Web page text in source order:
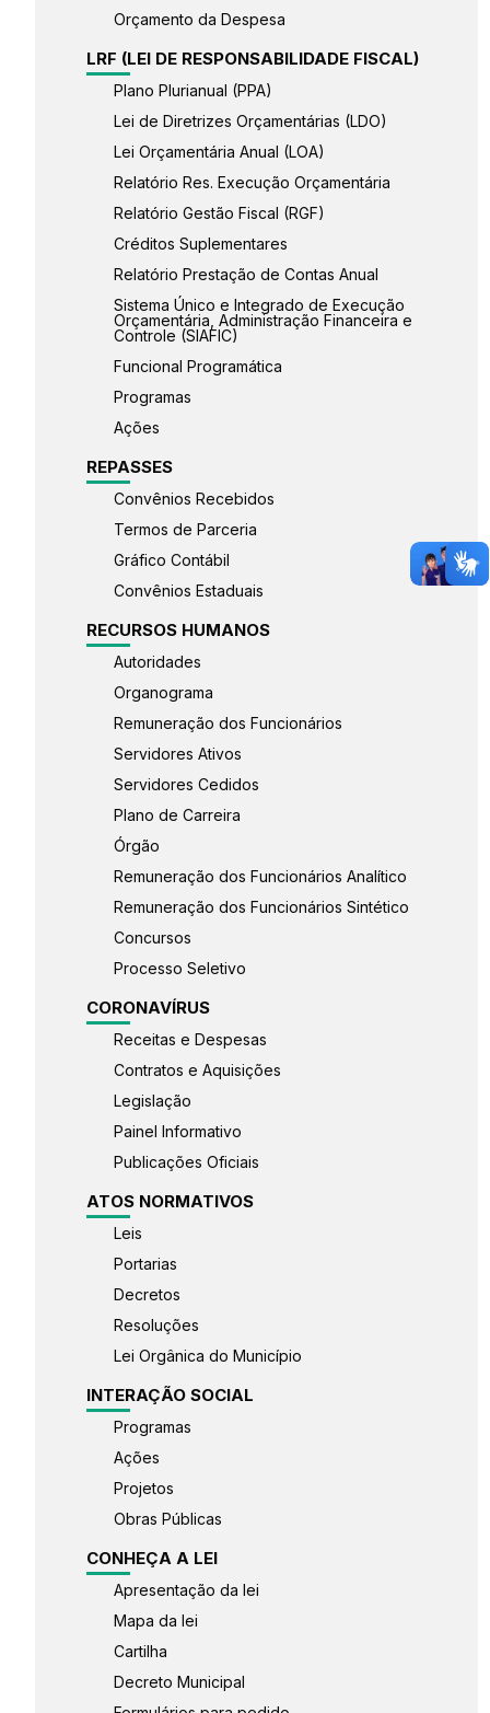
Orçamento da Despesa
LRF (LEI DE RESPONSABILIDADE FISCAL)
Plano Plurianual (PPA)
Lei de Diretrizes Orçamentárias (LDO)
Lei Orçamentária Anual (LOA)
Relatório Res. Execução Orçamentária
Relatório Gestão Fiscal (RGF)
Créditos Suplementares
Relatório Prestação de Contas Anual
Sistema Único e Integrado de Execução
Orçamentária, Administração Financeira e
Controle (SIAFIC)
Funcional Programática
Programas
Ações
REPASSES
Convênios Recebidos
Termos de Parceria
Gráfico Contábil
Convênios Estaduais
RECURSOS HUMANOS
Autoridades
Organograma
Remuneração dos Funcionários
Servidores Ativos
Servidores Cedidos
Plano de Carreira
Órgão
Remuneração dos Funcionários Analítico
Remuneração dos Funcionários Sintético
Concursos
Processo Seletivo
CORONAVÍRUS
Receitas e Despesas
Contratos e Aquisições
Legislação
Painel Informativo
Publicações Oficiais
ATOS NORMATIVOS
Leis
Portarias
Decretos
Resoluções
Lei Orgânica do Município
INTERAÇÃO SOCIAL
Programas
Ações
Projetos
Obras Públicas
CONHEÇA A LEI
Apresentação da lei
Mapa da lei
Cartilha
Decreto Municipal